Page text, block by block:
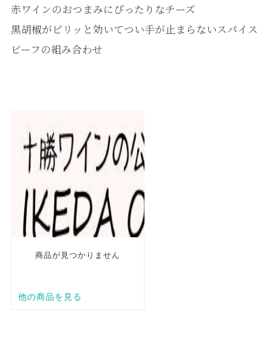
赤ワインのおつまみにぴったりなチーズ
黒胡椒がピリッと効いてつい手が止まらないスパイス
ビーフの組み合わせ